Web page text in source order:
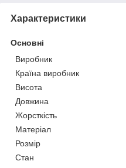
Характеристики
Основні
Виробник
Країна виробник
Висота
Довжина
Жорсткість
Матеріал
Розмір
Стан